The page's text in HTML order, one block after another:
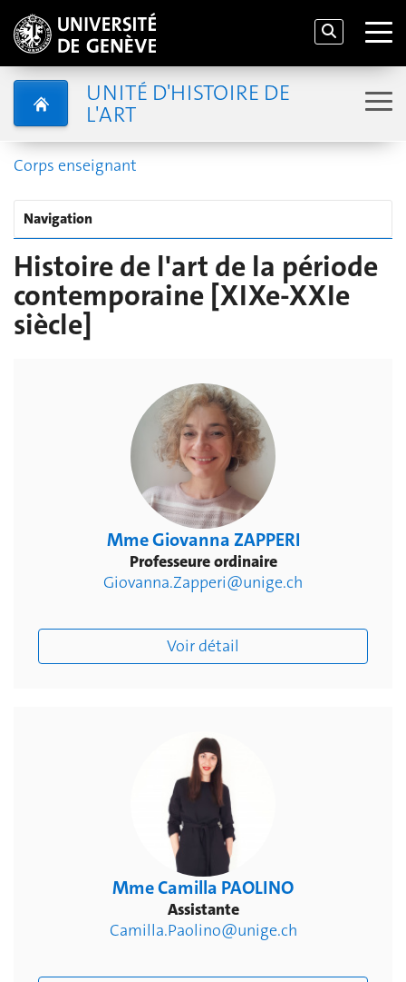
UNITÉ D'HISTOIRE DE
L'ART
Corps enseignant
Navigation
Histoire de l'art de la période
contemporaine [XIXe-XXIe
siècle]
Mme Giovanna ZAPPERI
Professeure ordinaire
Giovanna.Zapperi@unige.ch
Voir détail
Mme Camilla PAOLINO
Assistante
Camilla.Paolino@unige.ch